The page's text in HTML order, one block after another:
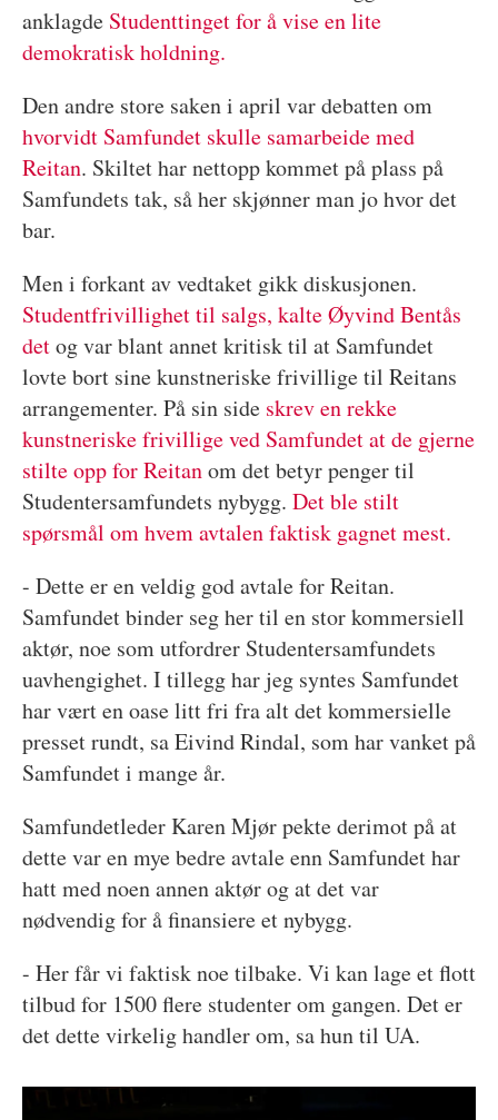
anklagde Studenttinget for å vise en lite
demokratisk holdning.
Den andre store saken i april var debatten om
hvorvidt Samfundet skulle samarbeide med
Reitan. Skiltet har nettopp kommet på plass på
Samfundets tak, så her skjønner man jo hvor det
bar.
Men i forkant av vedtaket gikk diskusjonen.
Studentfrivillighet til salgs, kalte Øyvind Bentås
detog var blant annet kritisk til at Samfundet
lovte bort sine kunstneriske frivillige til Reitans
arrangementer. På sin sideskrev en rekke
kunstneriske frivillige ved Samfundet at de gjerne
stilte opp for Reitanom det betyr penger til
Studentersamfundets nybygg. Det ble stilt
spørsmål om hvem avtalen faktisk gagnet mest.
- Dette er en veldig god avtale for Reitan.
Samfundet binder seg her til en stor kommersiell
aktør, noe som utfordrer Studentersamfundets
uavhengighet. I tillegg har jeg syntes Samfundet
har vært en oase litt fri fra alt det kommersielle
presset rundt, sa Eivind Rindal, som har vanket på
Samfundet i mange år.
Samfundetleder Karen Mjør pekte derimot på at
dette var en mye bedre avtale enn Samfundet har
hatt med noen annen aktør og at det var
nødvendig for å finansiere et nybygg.
- Her får vi faktisk noe tilbake. Vi kan lage et flott
tilbud for 1500 flere studenter om gangen. Det er
det dette virkelig handler om, sa hun til UA.